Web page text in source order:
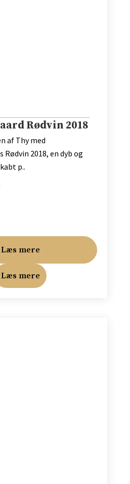
Rødvin 2018
af Thy med
Rødvin 2018, en dyb og
p..
Læs mere
Læs mere